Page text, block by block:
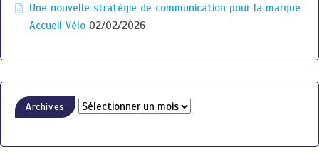
Une nouvelle stratégie de communication pour la marque
Accueil Vélo 02/02/2026
Archives